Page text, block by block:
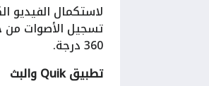
لاستكمال الفيديو
تسجيل الأصوات من
360 درجة.
تطبيق Quik والبث